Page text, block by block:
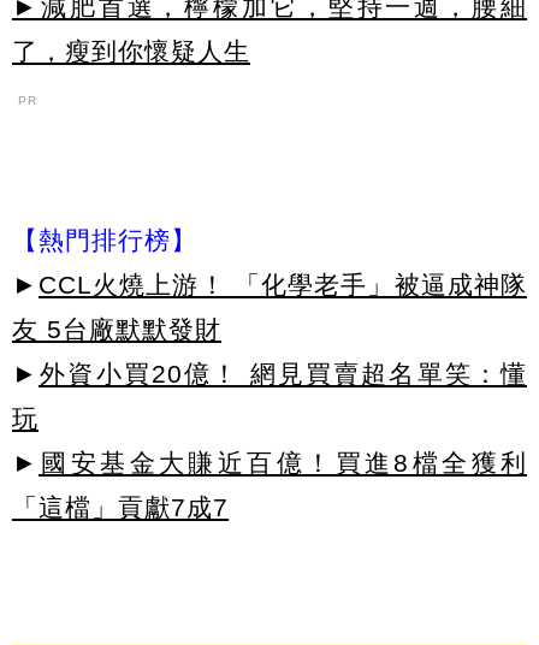
►減肥首選，檸檬加它，堅持一週，腰細
了，瘦到你懷疑人生
PR
【熱門排行榜】
► CCL火燒上游！ 「化學老手」被逼成神隊
友 5台廠默默發財
► 外資小買20億！ 網見買賣超名單笑：懂
玩
► 國安基金大賺近百億！買進8檔全獲利
「這檔」貢獻7成7